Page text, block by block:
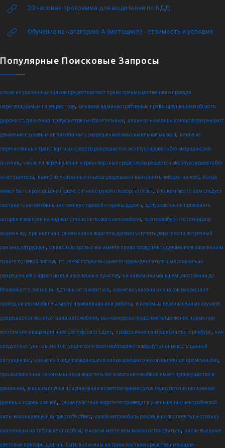
20 часовая программа для водителей по БДД
Обучение на категорию А (мотоцикл) - стоимость и условия
Популярные Поисковые Запросы
какие из указанных знаков предоставляют право преимущественного проезда
нерегулируемых перекрестков, за какие административные правонарушения в области
дорожного движения предусмотрены обязательные, какие из указанных знаков разрешают
движение грузовым автомобилям с разрешенной максимальной массой, какие из
перечисленных транспортных средств разрешается эксплуатировать без медицинской
аптечки, какие из перечисленных транспортных средств разрешается эксплуатировать без
огнетушителя, какие из указанных знаков разрешают выполнить поворот налево, когда
может быть прекращена подача сигнала рукой о повороте ответ, в каком месте вам следует
поставить автомобиль на стоянку с правой стороны дороги, допускается ли применять
шторки и жалюзи на заднем стекле легкового автомобиля, екатеринбург гостехнадзор
выдача ву, при наличии какого знака водитель должен уступить дорогу если встречный
разъезд затруднен, с какой скоростью вы имеете право продолжить движение в населенном
пункте по левой полосе, по какой полосе вы имеете право двигаться с максимально
разрешенной скоростью вне населенных пунктов, на каком наименьшем расстоянии до
ближайшего рельса вы должны остановиться, какие из указанных знаков разрешают
проезд на автомобиле к месту проживания или работы, в каком из перечисленных случаев
разрешается эксплуатация автомобиля, вы намерены продолжить движение прямо при
желтом мигающем сигнале светофора следует, профессионал автошкола екатеринбург, как
следует поступить в этой ситуации если вам необходимо повернуть направо, в данной
ситуации вы, какие из предупреждающих и запрещающих знаков являются временными,
при выполнении какого маневра водитель легкового автомобиля имеет преимущество в
движении, в каком случае при движении в светлое время суток недостаточно включения
дневных ходовых огней, какие действия водителя приведут к уменьшению центробежной
силы возникающей на повороте ответ, какой автомобиль разрешено поставить на стоянку
указанным на табличке способом, в каком месте вам можно остановиться, какие внешние
световые приборы должны быть включены на транспортном средстве имеющем